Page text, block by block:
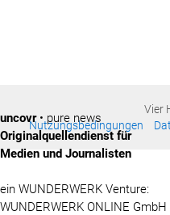
Vier
Nutzungsbedingungen
uncovr• pure news
Originalquellendienst für
Medien und Journalisten
ein WUNDERWERK Venture:
WUNDERWERK ONLINE GmbH